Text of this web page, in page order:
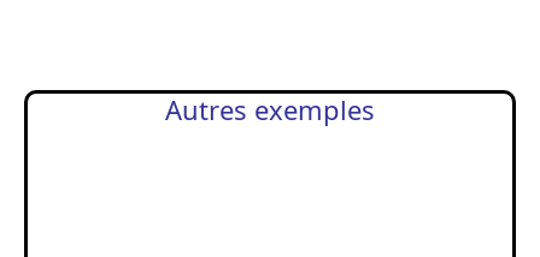
Autres exemples